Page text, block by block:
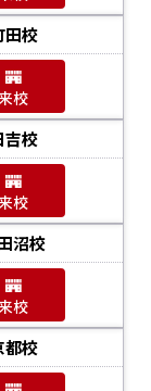
田校
校
吉校
校
沼校
校
都校